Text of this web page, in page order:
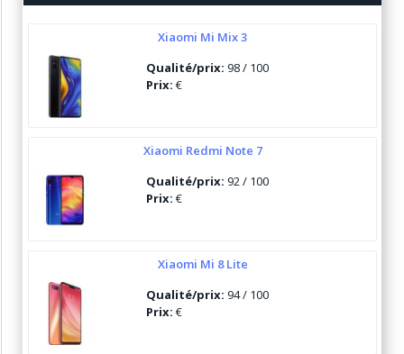
Xiaomi Mi Mix 3
Qualité/prix: 98 / 100
Prix: €
Xiaomi Redmi Note 7
Qualité/prix: 92 / 100
Prix: €
Xiaomi Mi 8 Lite
Qualité/prix: 94 / 100
Prix: €